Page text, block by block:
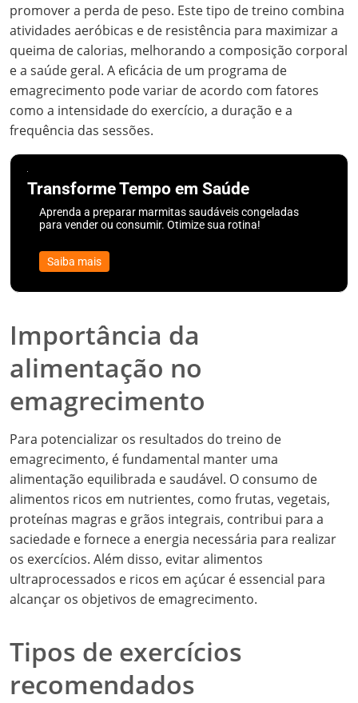
promover a perda de peso. Este tipo de treino combina
atividades aeróbicas e de resistência para maximizar a
queima de calorias, melhorando a composição corporal
e a saúde geral. A eficácia de um programa de
emagrecimento pode variar de acordo com fatores
como a intensidade do exercício, a duração e a
frequência das sessões.
Transforme Tempo em Saúde
Aprenda a preparar marmitas saudáveis congeladas
para vender ou consumir. Otimize sua rotina!
Saiba mais
Importância da
alimentação no
emagrecimento
Para potencializar os resultados do treino de
emagrecimento, é fundamental manter uma
alimentação equilibrada e saudável. O consumo de
alimentos ricos em nutrientes, como frutas, vegetais,
proteínas magras e grãos integrais, contribui para a
saciedade e fornece a energia necessária para realizar
os exercícios. Além disso, evitar alimentos
ultraprocessados e ricos em açúcar é essencial para
alcançar os objetivos de emagrecimento.
Tipos de exercícios
recomendados